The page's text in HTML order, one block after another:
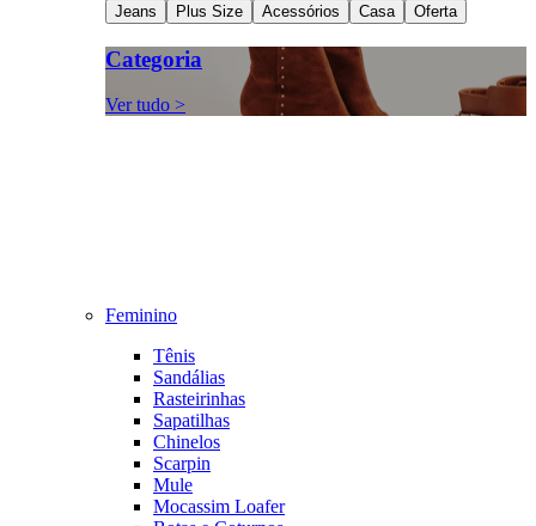
Jeans
Plus Size Acessórios Casa Oferta
Categoria
Ver tudo >
Feminino
Tênis
Sandálias
Rasteirinhas
Sapatilhas
Chinelos
Scarpin
Mule
Mocassim Loafer